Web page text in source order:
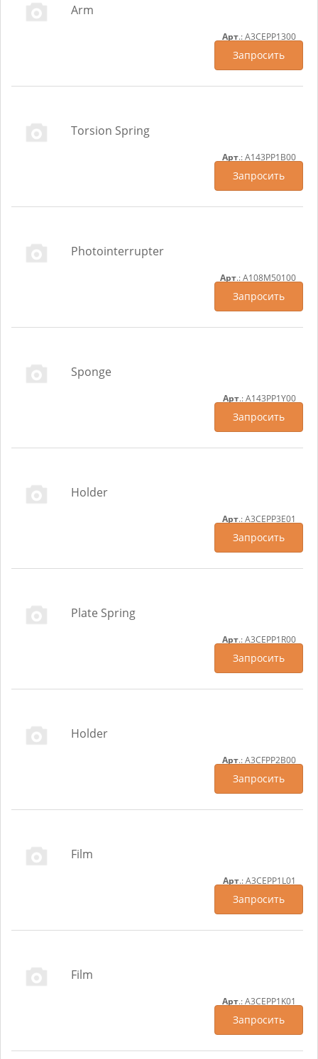
Arm
Арт.: A3CEPP1300
Запросить
Torsion Spring
Арт.: A143PP1B00
Запросить
Photointerrupter
Арт.: A108M50100
Запросить
Sponge
Арт.: A143PP1Y00
Запросить
Holder
Арт.: A3CEPP3E01
Запросить
Plate Spring
Арт.: A3CEPP1R00
Запросить
Holder
Арт.: A3CFPP2B00
Запросить
Film
Арт.: A3CEPP1L01
Запросить
Film
Арт.: A3CEPP1K01
Запросить